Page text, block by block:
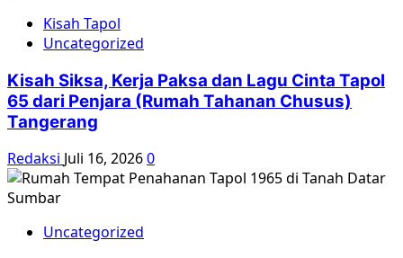
Kisah Tapol
Uncategorized
Kisah Siksa, Kerja Paksa dan Lagu Cinta Tapol
65 dari Penjara (Rumah Tahanan Chusus)
Tangerang
Redaksi Juli 16, 20260
Uncategorized